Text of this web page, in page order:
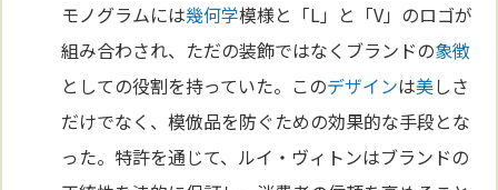
モノグラムには幾何学模様と「L」と「V」のロゴが
組み合わされ、ただの装飾ではなくブランドの象徴
としての役割を持っていた。このデザインは美しさ
だけでなく、模倣品を防ぐための効果的な手段とな
った。特許を通じて、ルイ・ヴィトンはブランドの